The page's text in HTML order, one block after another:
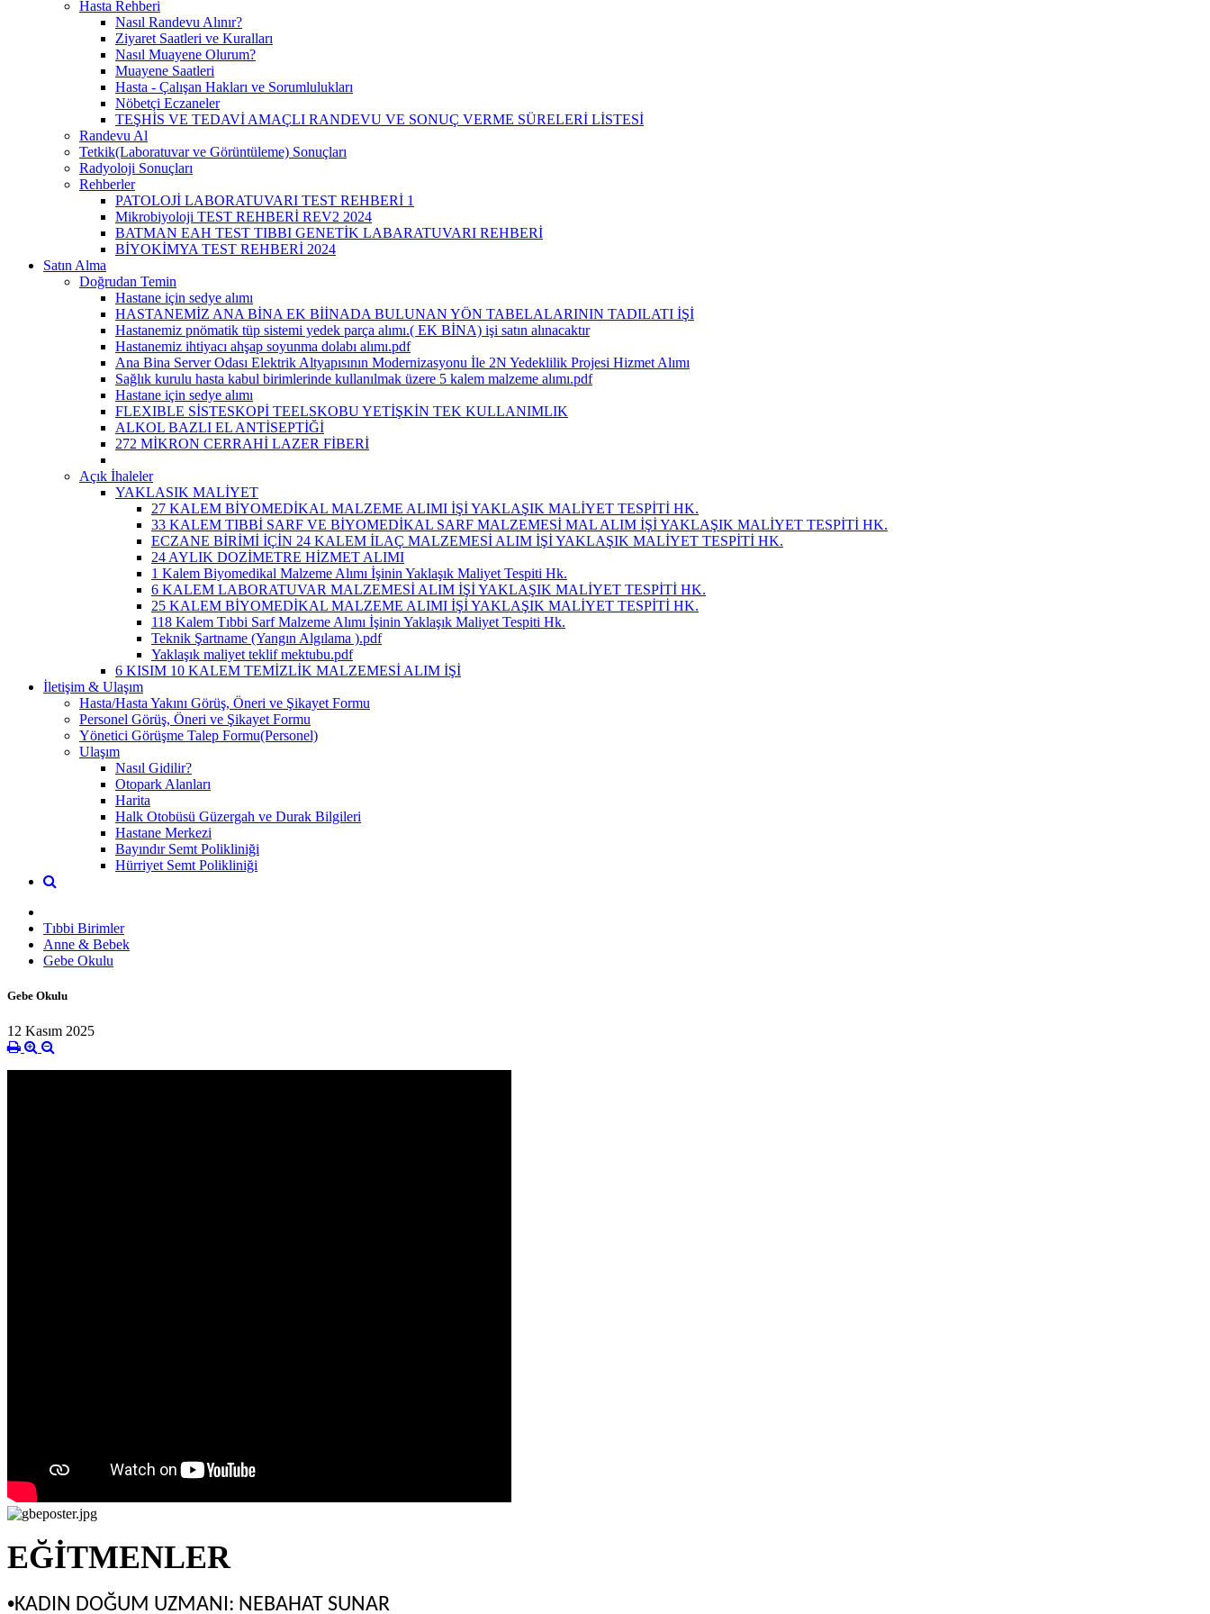
Hasta Rehberi
Nasıl Randevu Alınır?
Ziyaret Saatleri ve Kuralları
Nasıl Muayene Olurum?
Muayene Saatleri
Hasta - Çalışan Hakları ve Sorumlulukları
Nöbetçi Eczaneler
TEŞHİS VE TEDAVİ AMAÇLI RANDEVU VE SONUÇ VERME SÜRELERİ LİSTESİ
Randevu Al
Tetkik(Laboratuvar ve Görüntüleme) Sonuçları
Radyoloji Sonuçları
Rehberler
PATOLOJİ LABORATUVARI TEST REHBERİ 1
Mikrobiyoloji TEST REHBERİ REV2 2024
BATMAN EAH TEST TIBBI GENETİK LABARATUVARI REHBERİ
BİYOKİMYA TEST REHBERİ 2024
Satın Alma
Doğrudan Temin
Hastane için sedye alımı
HASTANEMİZ ANA BİNA EK BİİNADA BULUNAN YÖN TABELALARININ TADILATI İŞİ
Hastanemiz pnömatik tüp sistemi yedek parça alımı.( EK BİNA) işi satın alınacaktır
Hastanemiz ihtiyacı ahşap soyunma dolabı alımı.pdf
Ana Bina Server Odası Elektrik Altyapısının Modernizasyonu İle 2N Yedeklilik Projesi Hizmet Alımı
Sağlık kurulu hasta kabul birimlerinde kullanılmak üzere 5 kalem malzeme alımı.pdf
Hastane için sedye alımı
FLEXIBLE SİSTESKOPİ TEELSKOBU YETİŞKİN TEK KULLANIMLIK
ALKOL BAZLI EL ANTİSEPTİĞİ
272 MİKRON CERRAHİ LAZER FİBERİ
Açık İhaleler
YAKLASIK MALİYET
27 KALEM BİYOMEDİKAL MALZEME ALIMI İŞİ YAKLAŞIK MALİYET TESPİTİ HK.
33 KALEM TIBBİ SARF VE BİYOMEDİKAL SARF MALZEMESİ MAL ALIM İŞİ YAKLAŞIK MALİYET TESPİTİ HK.
ECZANE BİRİMİ İÇİN 24 KALEM İLAÇ MALZEMESİ ALIM İŞİ YAKLAŞIK MALİYET TESPİTİ HK.
24 AYLIK DOZİMETRE HİZMET ALIMI
1 Kalem Biyomedikal Malzeme Alımı İşinin Yaklaşık Maliyet Tespiti Hk.
6 KALEM LABORATUVAR MALZEMESİ ALIM İŞİ YAKLAŞIK MALİYET TESPİTİ HK.
25 KALEM BİYOMEDİKAL MALZEME ALIMI İŞİ YAKLAŞIK MALİYET TESPİTİ HK.
118 Kalem Tıbbi Sarf Malzeme Alımı İşinin Yaklaşık Maliyet Tespiti Hk.
Teknik Şartname (Yangın Algılama ).pdf
Yaklaşık maliyet teklif mektubu.pdf
6 KISIM 10 KALEM TEMİZLİK MALZEMESİ ALIM İŞİ
İletişim & Ulaşım
Hasta/Hasta Yakını Görüş, Öneri ve Şikayet Formu
Personel Görüş, Öneri ve Şikayet Formu
Yönetici Görüşme Talep Formu(Personel)
Ulaşım
Nasıl Gidilir?
Otopark Alanları
Harita
Halk Otobüsü Güzergah ve Durak Bilgileri
Hastane Merkezi
Bayındır Semt Polikliniği
Hürriyet Semt Polikliniği
Tıbbi Birimler
Anne & Bebek
Gebe Okulu
Gebe Okulu
12 Kasım 2025
EĞİTMENLER
•KADIN DOĞUM UZMANI: NEBAHAT SUNAR